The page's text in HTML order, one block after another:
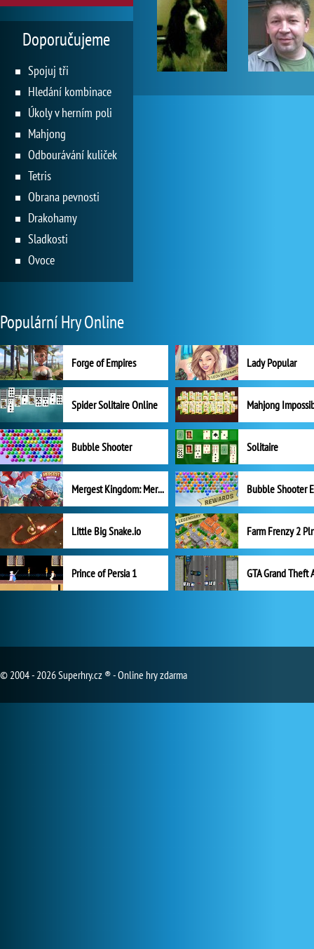
Doporučujeme
Spojuj tři
Hledání kombinace
Úkoly v herním poli
Mahjong
Odbourávání kuliček
Tetris
Obrana pevnosti
Drakohamy
Sladkosti
Ovoce
Populární Hry Online
Forge of Empires Lady Popular
Spider Solitaire Online Mahjong
Bubble Shooter Solitaire
Mergest Kingdom: Merge Puzzle
Little Big Snake.io
Prince of Persia 1 GTA Grand Theft
© 2004 - 2026 Superhry.cz ® - Online hry zdarma